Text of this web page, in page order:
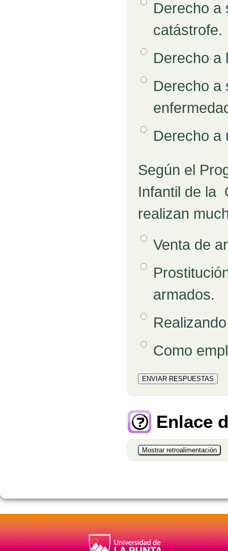
Respuestas
Opción 1Derecho a
catástrofe.
Opción 2Derecho a
Opción 3Derecho a
Opción 4Derecho a
Pregunta
Según el
Infantil de la
realizan
Respuestas
Opción 1Venta de
Opción 2
armados.
Opción 3
Opción 4Como
Enlace